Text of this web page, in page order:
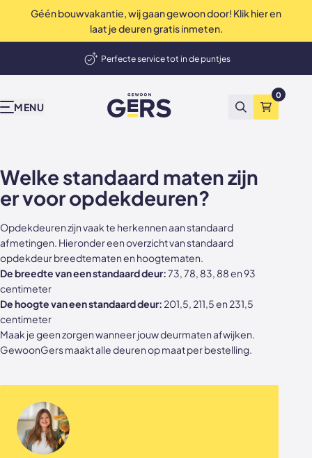
Géén bouwvakantie, wij gaan gewoon door! Klik hier en
laat je deuren gratis inmeten.
Uitstekend 4.9 / 5
op Trustpilot
Perfecte service tot in de puntjes
Deuren, wanden en akoestische panelen
MENU
GewoonGers
Zoeken
0
Onze producten
Taatsdeuren
Schuifdeuren
Deur- wand combinaties
Wanden
Akoestische panelen
Kleurstalen akoestische panelen
Sample sale
Accessoires
Inspiratie & advies
Advies video's
Stalen deuren
Stalen opdekdeuren
Stalen taatsdeuren
Stalen schuifdeuren
Stalen wanden
Stalen binnendeuren
Akoestische panelen
GewoonGers deuren outlet
Bekend van tv
Wij zijn Gers
Waarom GewoonGers
Wij zijn GewoonGers
Team
Vacatures
Afspraak aan huis
Offerte aanvragen
Showrooms
Showrooms
Showroom & fabriek Vlaardingen
Welke standaard maten zijn
er voor opdekdeuren?
Opdekdeuren zijn vaak te herkennen aan standaard
afmetingen. Hieronder een overzicht van standaard
opdekdeur breedtematen en hoogtematen.
De breedte van een standaard deur:73, 78, 83, 88 en 93
centimeter
De hoogte van een standaard deur: 201,5, 211,5 en 231,5
centimeter
Maak je geen zorgen wanneer jouw deurmaten afwijken.
GewoonGers maakt alle deuren op maat per bestelling.